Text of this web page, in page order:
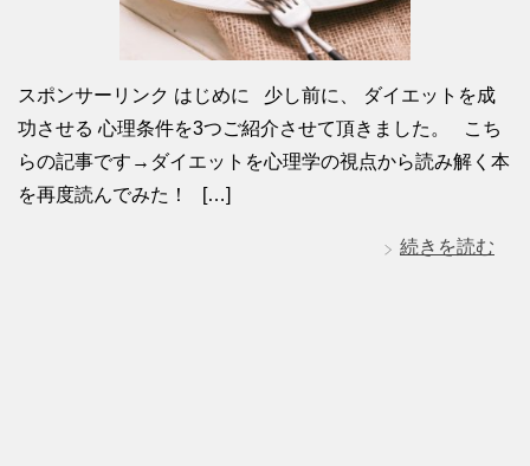
スポンサーリンク はじめに 少し前に、 ダイエットを成
功させる 心理条件を3つご紹介させて頂きました。 こち
らの記事です→ダイエットを心理学の視点から読み解く本
を再度読んでみた！ […]
続きを読む